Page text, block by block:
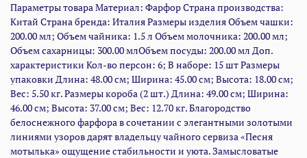
Параметры товара Материал: Фарфор Страна производства:
Китай Страна бренда: Италия Размеры изделия Объем чашки:
200.00 мл; Объем чайника: 1.5 л Объем молочника: 200.00 мл;
Объем сахарницы: 300.00 млОбъем посуды: 200.00 мл Доп.
характеристики Кол-во персон: 6; В наборе: 15 шт Размеры
упаковки Длина: 48.00 см; Ширина: 45.00 см; Высота: 18.00 см;
Вес: 5.50 кг. Размеры короба (2 шт.) Длина: 49.00 см; Ширина:
46.00 см; Высота: 37.00 см; Вес: 12.70 кг. Благородство
белоснежного фарфора в сочетании с элегантными золотыми
линиями узоров дарят владельцу чайного сервиза «Песня
мотылька» ощущение стабильности и уюта. Замысловатые